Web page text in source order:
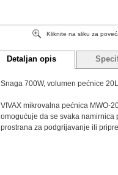
Kliknite na sliku za
Detaljan opis
Snaga 700W, volumen pećnice
VIVAX mikrovalna pećnica MWO-
omogućuje da se svaka namirnica
prostrana za podgrijavanje ili